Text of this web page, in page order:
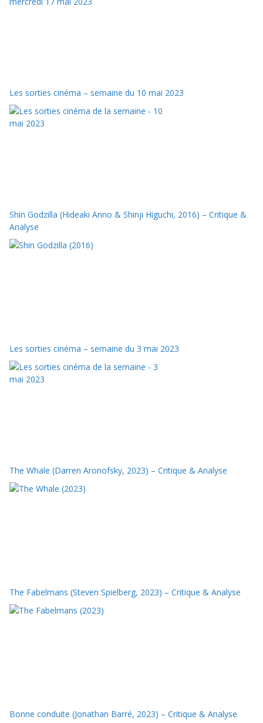
Les sorties cinéma – semaine du 10 mai 2023
Shin Godzilla (Hideaki Anno & Shinji Higuchi, 2016) – Critique &
Analyse
Les sorties cinéma – semaine du 3 mai 2023
The Whale (Darren Aronofsky, 2023) – Critique & Analyse
The Fabelmans (Steven Spielberg, 2023) – Critique & Analyse
Bonne conduite (Jonathan Barré, 2023) – Critique & Analyse